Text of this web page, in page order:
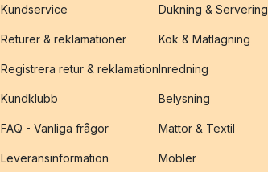
Kundservice
Returer & reklamationer
Registrera retur & reklamation
Kundklubb
FAQ - Vanliga frågor
Leveransinformation
Dukning & Servering
Kök & Matlagning
Inredning
Belysning
Mattor & Textil
Möbler